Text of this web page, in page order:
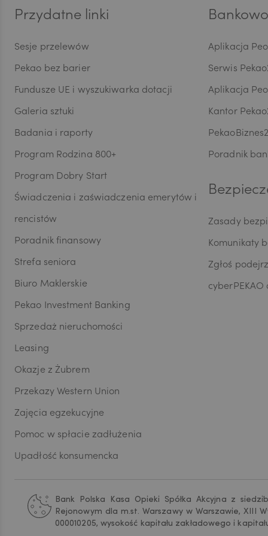
DKK
TRY
Przydatne linki
Sesje przelewów
Pekao bez barier
Fundusze UE i wyszukiwarka dotacji
Galeria sztuki
Badania i raporty
Program Rodzina 800+
Program Dobry Start
Świadczenia i zaświadczenia emerytów i
rencistów
Poradnik finansowy
Strefa seniora
Biuro Maklerskie
Pekao Investment Banking
Sprzedaż nieruchomości
Leasing
Okazje z Żubrem
Przekazy Western Union
Zajęcia egzekucyjne
Pomoc w spłacie zadłużenia
Upadłość konsumencka
Aplikacja
Serwis
Aplikacja
Kantor
Poradnik
Zasady
Komunikaty
Zgłoś
cyberPEKAO
Bank Polska Kasa Opieki Spółka Akcyjna z
Rejonowym dla m.st. Warszawy w Warszawie, XIII
000010205, wysokość kapitału zakładowego i